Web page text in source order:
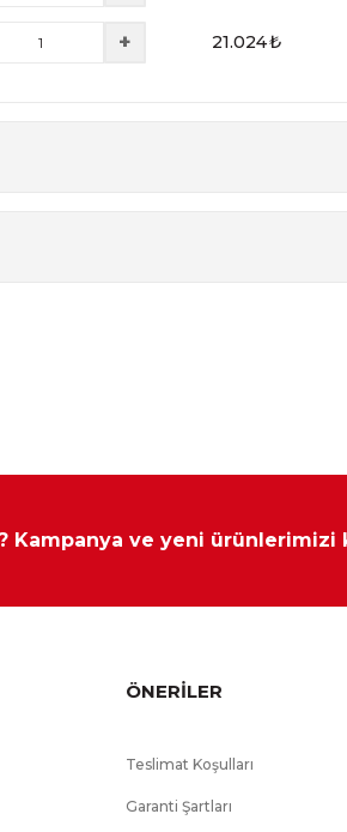
+ 21.024₺
75 cm 100
Kampanya ve yeni ürünlerimizi
ÖNERİLER
Teslimat Koşulları
Garanti Şartları